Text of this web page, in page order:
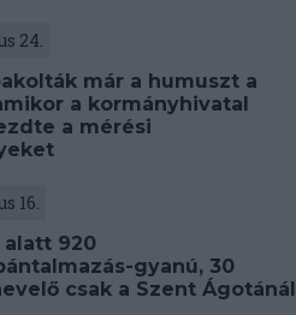
24.
már a humuszt a
a kormányhivatal
a mérési
16.
alatt 920
gyanú, 30
csak a Szent Ágotánál